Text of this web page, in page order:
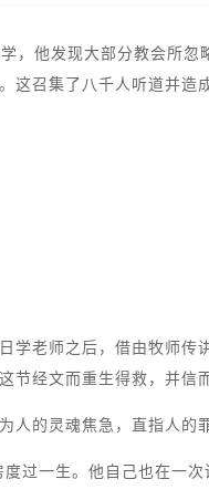
，他发现大部分教会所
这召集了八千人听道并
老师之后，借由牧师
节经文而重生得救，并信
的灵魂焦急，直指人的
过一生。他自己也在一